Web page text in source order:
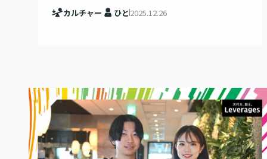
カルチャー ひと 2025.12.26